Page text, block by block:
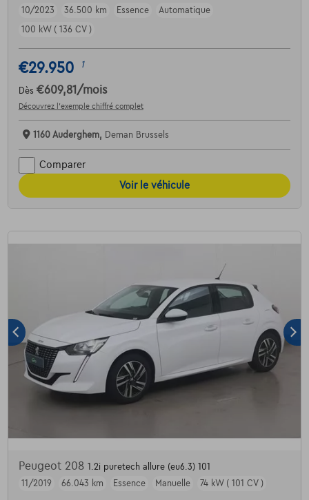
10/2023
36.500 km Essence
Automatique
100 kW ( 136 CV )
€29.950 1
Dès €609,81 /mois
Découvrez l’exemple chiffré complet
1160 Auderghem, Deman Brussels
Comparer
Voir le véhicule
Peugeot 208 1.2i puretech allure (eu6.3) 101
11/2019
66.043 km Essence Manuelle 74 kW ( 101 CV )